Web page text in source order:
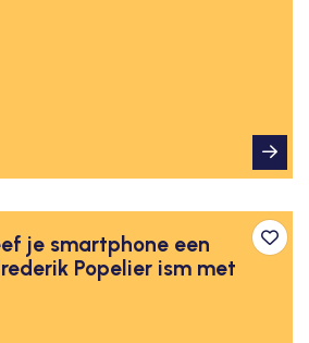
je smartphone een
Popelier ism met